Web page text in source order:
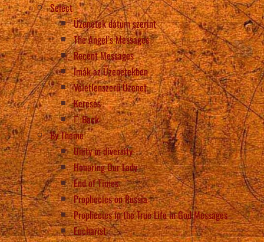
Select
Üzenetek dátum szerint
The Angel’s Messages
Recent Messages
Imák az Üzenetekben
Véletlenszerű Üzenet
Keresés
Back
By Theme
Unity in diversity
Honoring Our Lady
End of Times
Prophecies on Russia
Prophecies in the True Life in God Messages
Eucharist